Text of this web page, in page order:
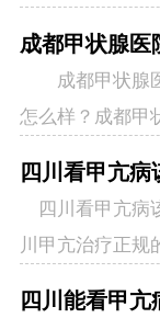
痛、冠状动脉
2、消化系统
欲不振或腹泻
3、精神症状
成都甲状腺医
成都甲状腺医
怎么样？成都甲
四川看甲亢病
四川看甲亢病
川甲亢治疗正规
四川能看甲亢